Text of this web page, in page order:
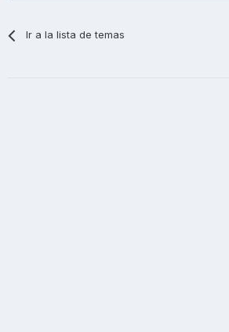
Ir a la lista de temas